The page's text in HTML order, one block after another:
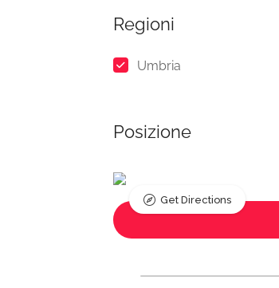
Regioni
Umbria
Posizione
Get Directions